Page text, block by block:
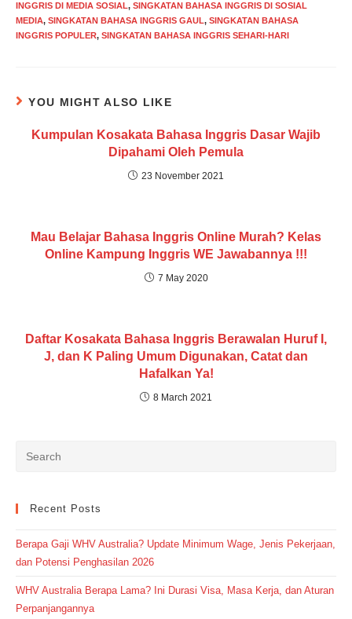
INGGRIS DI MEDIA SOSIAL, SINGKATAN BAHASA INGGRIS DI SOSIAL
MEDIA, SINGKATAN BAHASA INGGRIS GAUL, SINGKATAN BAHASA
INGGRIS POPULER, SINGKATAN BAHASA INGGRIS SEHARI-HARI
YOU MIGHT ALSO LIKE
Kumpulan Kosakata Bahasa Inggris Dasar Wajib
Dipahami Oleh Pemula
23 November 2021
Mau Belajar Bahasa Inggris Online Murah? Kelas
Online Kampung Inggris WE Jawabannya !!!
7 May 2020
Daftar Kosakata Bahasa Inggris Berawalan Huruf I,
J, dan K Paling Umum Digunakan, Catat dan
Hafalkan Ya!
8 March 2021
Recent Posts
Berapa Gaji WHV Australia? Update Minimum Wage, Jenis Pekerjaan,
dan Potensi Penghasilan 2026
WHV Australia Berapa Lama? Ini Durasi Visa, Masa Kerja, dan Aturan
Perpanjangannya